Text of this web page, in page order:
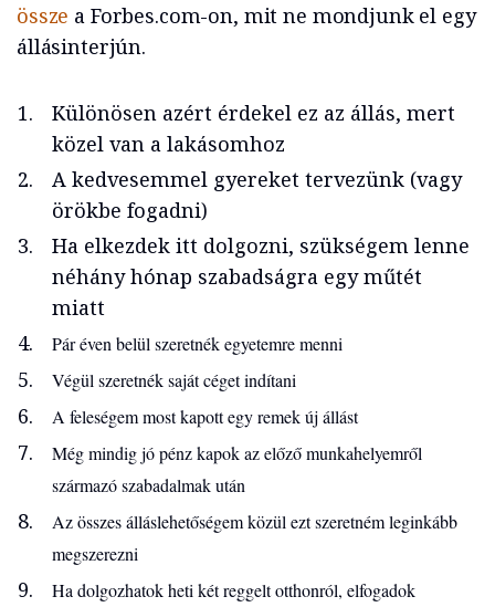
össze a Forbes.com-on, mit ne mondjunk el egy
állásinterjún.
Különösen azért érdekel ez az állás, mert
közel van a lakásomhoz
A kedvesemmel gyereket tervezünk (vagy
örökbe fogadni)
Ha elkezdek itt dolgozni, szükségem lenne
néhány hónap szabadságra egy műtét
miatt
Pár éven belül szeretnék egyetemre menni
Végül szeretnék saját céget indítani
A feleségem most kapott egy remek új állást
Még mindig jó pénz kapok az előző munkahelyemről
származó szabadalmak után
Az összes álláslehetőségem közül ezt szeretném leginkább
megszerezni
Ha dolgozhatok heti két reggelt otthonról, elfogadok